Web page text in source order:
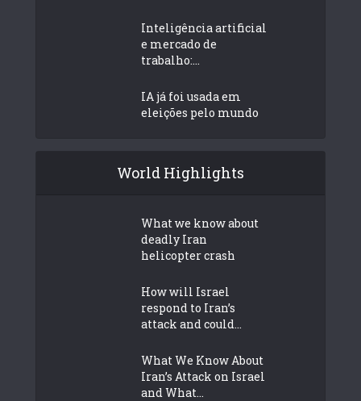
Inteligência artificial
e mercado de
trabalho:...
IA já foi usada em
eleições pelo mundo
World Highlights
What we know about
deadly Iran
helicopter crash
How will Israel
respond to Iran’s
attack and could...
What We Know About
Iran’s Attack on Israel
and What...